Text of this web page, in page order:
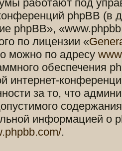
работают под
phpBB (в
phpBB»,
по лицензии «
можно по адресу
обеспечения
интернет-
за то, что
информацией о
.